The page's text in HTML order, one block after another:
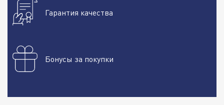
Гарантия качества
Бонусы за покупки